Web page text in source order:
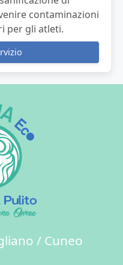
contaminazioni
per gli atleti.
/ Cuneo